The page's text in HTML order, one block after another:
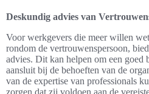
Deskundig advies van
Voor werkgevers die meer willen
rondom de vertrouwenspersoon,
advies. Dit kan helpen om een goed
aansluit bij de behoeften van de
van de expertise van professionals